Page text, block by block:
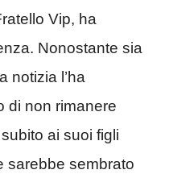
Vip, ha
Nonostante sia
notizia l’ha
di non rimanere
ai suoi figli
sarebbe sembrato